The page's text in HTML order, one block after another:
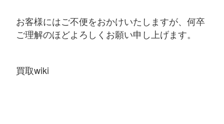
お客様にはご不便をおかけいたしますが、何卒
ご理解のほどよろしくお願い申し上げます。
買取wiki